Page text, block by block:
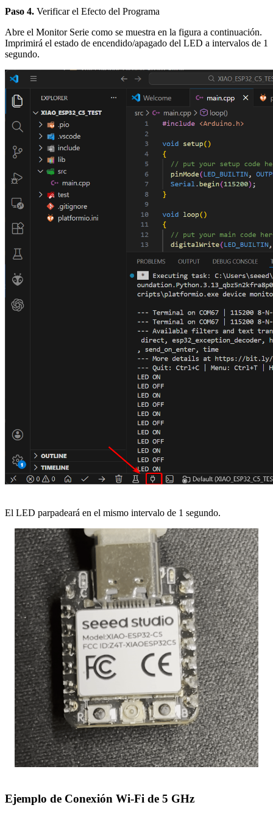
Paso 4. Verificar el Efecto del Programa
Abre el Monitor Serie como se muestra en la figura a continuación.
Imprimirá el estado de encendido/apagado del LED a intervalos de 1
segundo.
El LED parpadeará en el mismo intervalo de 1 segundo.
Ejemplo de Conexión Wi-Fi de 5 GHz